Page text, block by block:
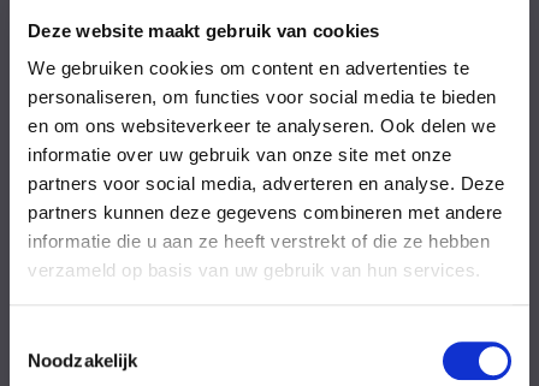
Deze website maakt gebruik van cookies
We gebruiken cookies om content en advertenties te
personaliseren, om functies voor social media te bieden
en om ons websiteverkeer te analyseren. Ook delen we
informatie over uw gebruik van onze site met onze
partners voor social media, adverteren en analyse. Deze
partners kunnen deze gegevens combineren met andere
informatie die u aan ze heeft verstrekt of die ze hebben
verzameld op basis van uw gebruik van hun services.
Noodzakelijk
Zaterdag
Feestdagen
09:00-17:00 uur
Gesloten
Stel uw vraag
Achternaam